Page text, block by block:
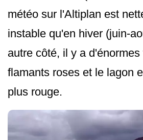
météo sur l'Altiplan est
instable qu'en hiver (juin-
autre côté, il y a
flamants roses et le lagon
plus rouge.